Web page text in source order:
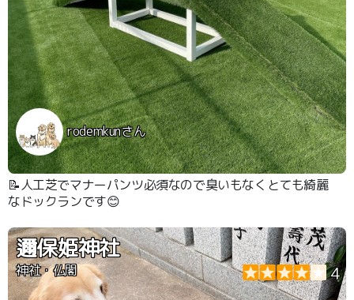
rodemkunさん
📝人工芝でマナーパンツ必須なので臭いもなくとても綺麗
なドックランです😊
邇保姫神社
神社・仏閣 4